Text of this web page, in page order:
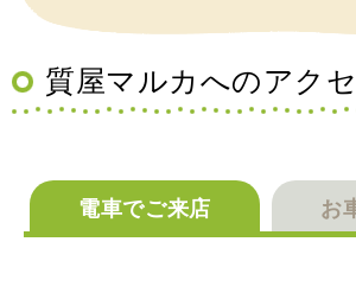
（兵庫県宝塚市）預かって頂くときに持
も見て頂く事が出き、購入した商品の価
何かあった時にはこちらでお願いしたい
質屋マルカへのアク
電車でご来店 お